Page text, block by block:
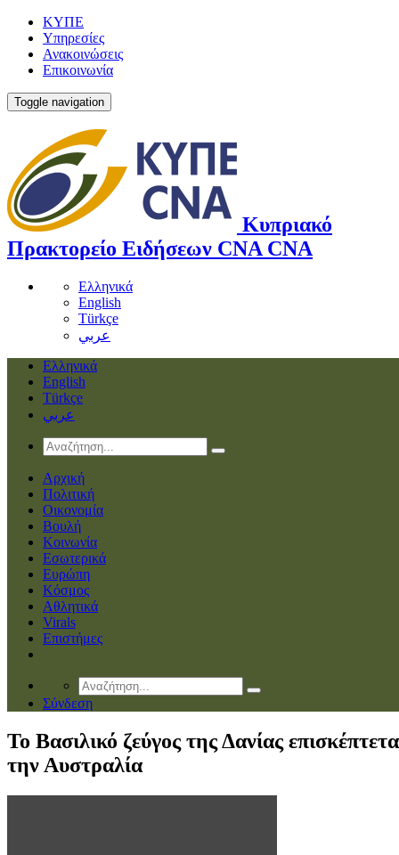
ΚΥΠΕ
Υπηρεσίες
Ανακοινώσεις
Επικοινωνία
Toggle navigation
Κυπριακό
Πρακτορείο Ειδήσεων CNA CNA
Ελληνικά
English
Türkçe
عربي
Ελληνικά
English
Türkçe
عربي
Αρχική
Πολιτική
Οικονομία
Βουλή
Κοινωνία
Εσωτερικά
Ευρώπη
Κόσμος
Αθλητικά
Virals
Επιστήμες
Σύνδεση
Το Βασιλικό ζεύγος της Δανίας
την Αυστραλία